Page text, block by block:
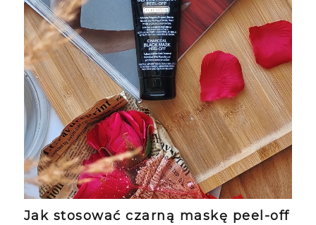
Jak stosować czarną maskę peel-off